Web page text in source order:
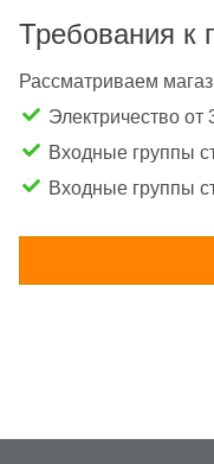
Требования
Рассматриваем
Электричество от
Входные группы
Входные группы